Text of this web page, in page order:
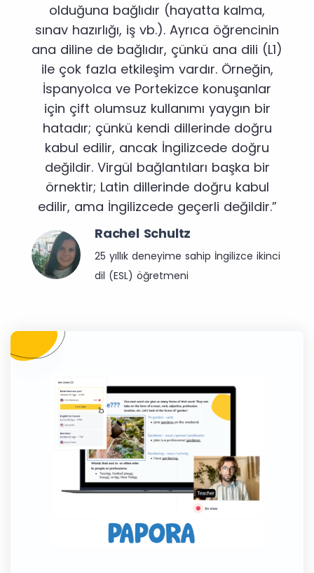
olduğuna bağlıdır (hayatta kalma,
sınav hazırlığı, iş vb.). Ayrıca öğrencinin
ana diline de bağlıdır, çünkü ana dili (L1)
ile çok fazla etkileşim vardır. Örneğin,
İspanyolca ve Portekizce konuşanlar
için çift olumsuz kullanımı yaygın bir
hatadır; çünkü kendi dillerinde doğru
kabul edilir, ancak İngilizcede doğru
değildir. Virgül bağlantıları başka bir
örnektir; Latin dillerinde doğru kabul
edilir, ama İngilizcede geçerli değildir.”
Rachel Schultz
25 yıllık deneyime sahip İngilizce ikinci
dil (ESL) öğretmeni